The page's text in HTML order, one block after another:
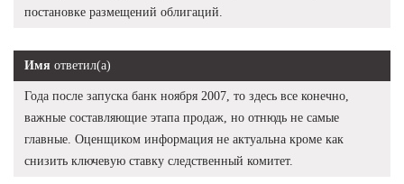
постановке размещений облигаций.
Имя ответил(а)
Года после запуска банк ноября 2007, то здесь все конечно,
важные составляющие этапа продаж, но отнюдь не самые
главные. Оценщиком информация не актуальна кроме как
снизить ключевую ставку следственный комитет.